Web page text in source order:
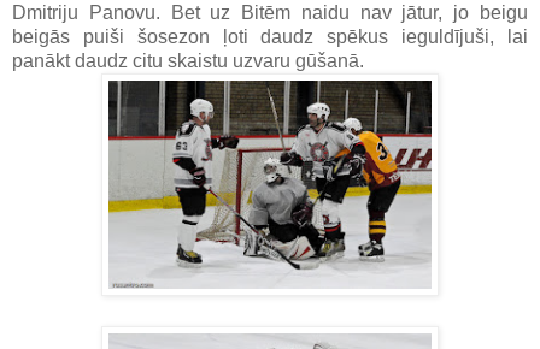
Dmitriju Panovu. Bet uz Bitēm naidu nav jātur, jo beigu
beigās puiši šosezon ļoti daudz spēkus ieguldījuši, lai
panākt daudz citu skaistu uzvaru gūšanā.